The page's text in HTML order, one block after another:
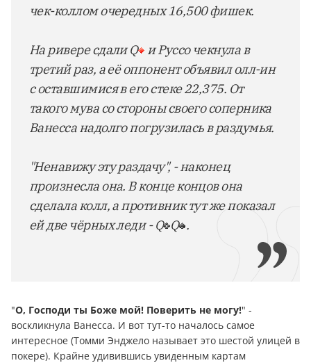
чек-коллом очередных 16,500 фишек.
На ривере сдали Q
и Руссо чекнула в
третий раз, а её оппонент объявил олл-ин
с оставшимися в его стеке 22,375. От
такого мува со стороны своего соперника
Ванесса надолго погрузилась в раздумья.
"Ненавижу эту раздачу", - наконец
произнесла она. В конце концов она
сделала колл, а противник тут же показал
ей две чёрных леди - Q Q .
"О, Господи ты Боже мой! Поверить не могу!" -
воскликнула Ванесса. И вот тут-то началось самое
интересное (Томми Энджело называет это шестой улицей в
покере). Крайне удивившись увиденным картам